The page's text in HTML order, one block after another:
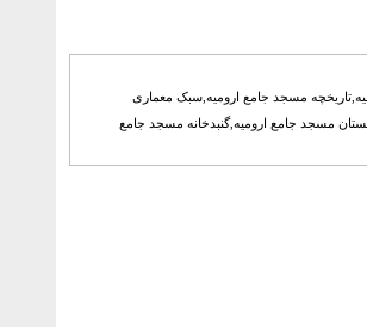
مسجد جامع ارومیه,سبک معماری
مسجد جامع ارومیه,گنبدخانه مسجد جامع